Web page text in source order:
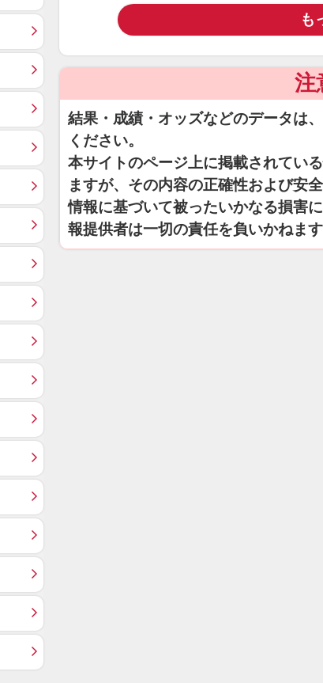
も
注
結果・成績・オッズなどのデータは
ください。
本サイトのページ上に掲載されてい
ますが、その内容の正確性および安
情報に基づいて被ったいかなる損害
報提供者は一切の責任を負いかねます